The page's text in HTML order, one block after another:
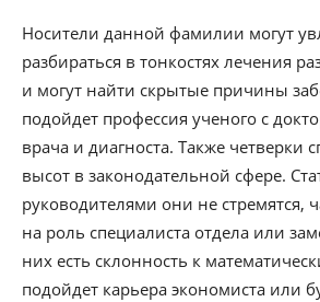
Носители данной фамилии могут
разбираться в тонкостях лечения
и могут найти скрытые причины
подойдет профессия ученого с
врача и диагноста. Также четверки
высот в законодательной сфере.
руководителями они не стремятся,
на роль специалиста отдела или
них есть склонность к
подойдет карьера экономиста или